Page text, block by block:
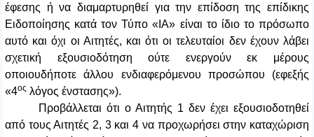
έφεσης ή να διαμαρτυρηθεί για την επίδοση της επίδικης
Ειδοποίησης κατά τον Τύπο «ΙΑ» είναι το ίδιο το πρόσωπο
αυτό και όχι οι Αιτητές, και ότι οι τελευταίοι δεν έχουν λάβει
σχετική εξουσιοδότηση ούτε ενεργούν εκ μέρους
οποιουδήποτε άλλου ενδιαφερόμενου προσώπου (εφεξής
«4ος λόγος ένστασης»).
Προβάλλεται ότι ο Αιτητής 1 δεν έχει εξουσιοδοτηθεί
από τους Αιτητές 2, 3 και 4 να προχωρήσει στην καταχώριση